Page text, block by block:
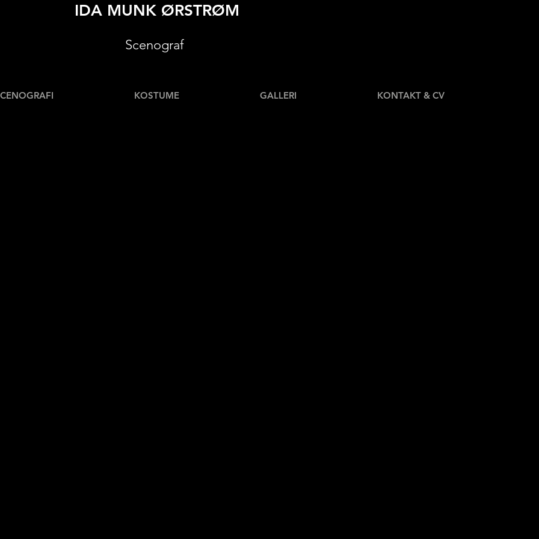
IDA MUNK ØRSTRØM
Scenograf
KOSTUME GALLERI KONTAKT & CV